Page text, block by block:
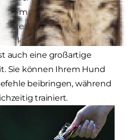
die man springen kann,
Karton eine
kann. Ein
auch eine großartige
Sie können Ihrem Hund
beibringen, während
trainiert.